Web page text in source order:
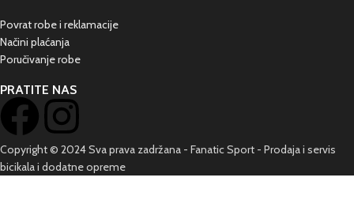
Povrat robe i reklamacije
Načini plaćanja
Poručivanje robe
PRATITE NAS
Copyright © 2024 Sva prava zadržana - Fanatic Sport - Prodaja i servis
bicikala i dodatne opreme